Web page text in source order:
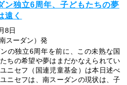
ン独立6周年、子どもたちの夢
遠く
8日
スーダン）発
の独立6周年を前に、この未熟な国
ちの希望や夢はまだかなえられてい
ニセフ（国連児童基金）は本日述べ
ニセフは、南スーダンの現状は、子